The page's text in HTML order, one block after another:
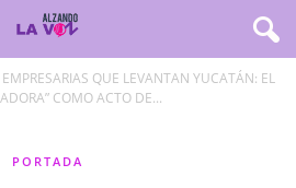
EMPRESARIAS QUE LEVANTAN YUCATÁN: EL
COMO ACTO DE...
PORTADA